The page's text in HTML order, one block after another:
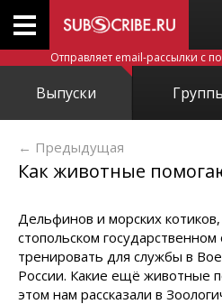
Отправляет email-рассылки с
Выпуски
← Предыдущая
Как животные
Дельфинов и морских
стопольском
тренировать для службы в
России. Какие ещё животные
этом нам рассказали в